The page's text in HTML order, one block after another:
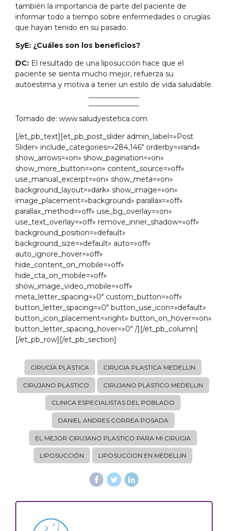
también la importancia de parte del paciente de
informar todo a tiempo sobre enfermedades o cirugías
que hayan tenido en su pasado.
SyE: ¿Cuáles son los beneficios?
DC: El resultado de una liposucción hace que el
paciente se sienta mucho mejor, refuerza su
autoestima y motiva a tener un estilo de vida saludable.
Tomado de: www.saludyestetica.com
[/et_pb_text][et_pb_post_slider admin_label=»Post
Slider» include_categories=»284,146″ orderby=»rand»
show_arrows=»on» show_pagination=»on»
show_more_button=»on» content_source=»off»
use_manual_excerpt=»on» show_meta=»on»
background_layout=»dark» show_image=»on»
image_placement=»background» parallax=»off»
parallax_method=»off» use_bg_overlay=»on»
use_text_overlay=»off» remove_inner_shadow=»off»
background_position=»default»
background_size=»default» auto=»off»
auto_ignore_hover=»off»
hide_content_on_mobile=»off»
hide_cta_on_mobile=»off»
show_image_video_mobile=»off»
meta_letter_spacing=»0″ custom_button=»off»
button_letter_spacing=»0″ button_use_icon=»default»
button_icon_placement=»right» button_on_hover=»on»
button_letter_spacing_hover=»0″ /][/et_pb_column]
[/et_pb_row][/et_pb_section]
CIRUGÍA PLÁSTICA CIRUGIA PLASTICA MEDELLIN
CIRUJANO PLASTICO CIRUJANO PLASTICO MEDELLIN
CLINICA ESPECIALISTAS DEL POBLADO
DANIEL ANDRES CORREA POSADA
EL MEJOR CIRUJANO PLASTICO PARA MI CIRUGIA
LIPOSUCCIÓN LIPOSUCCION EN MEDELLIN